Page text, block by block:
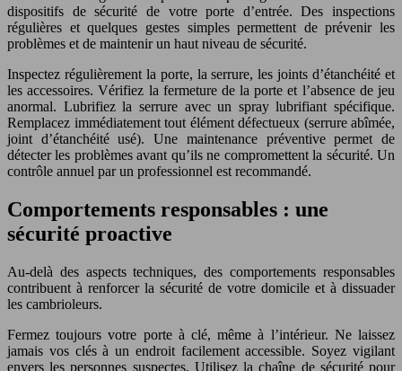
dispositifs de sécurité de votre porte d’entrée. Des inspections
régulières et quelques gestes simples permettent de prévenir les
problèmes et de maintenir un haut niveau de sécurité.
Inspectez régulièrement la porte, la serrure, les joints d’étanchéité et
les accessoires. Vérifiez la fermeture de la porte et l’absence de jeu
anormal. Lubrifiez la serrure avec un spray lubrifiant spécifique.
Remplacez immédiatement tout élément défectueux (serrure abîmée,
joint d’étanchéité usé). Une maintenance préventive permet de
détecter les problèmes avant qu’ils ne compromettent la sécurité. Un
contrôle annuel par un professionnel est recommandé.
Comportements responsables : une
sécurité proactive
Au-delà des aspects techniques, des comportements responsables
contribuent à renforcer la sécurité de votre domicile et à dissuader
les cambrioleurs.
Fermez toujours votre porte à clé, même à l’intérieur. Ne laissez
jamais vos clés à un endroit facilement accessible. Soyez vigilant
envers les personnes suspectes. Utilisez la chaîne de sécurité pour